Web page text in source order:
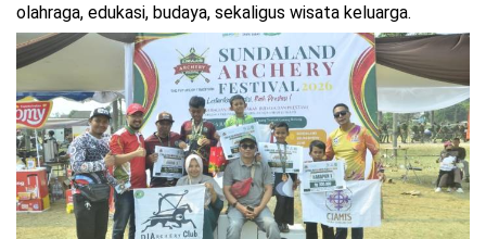
olahraga, edukasi, budaya, sekaligus wisata keluarga.